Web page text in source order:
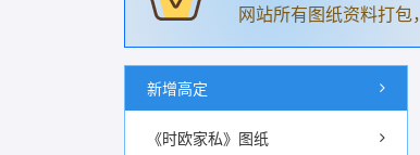
网站所有图纸资料打
新增高定
《时欧家私》图纸